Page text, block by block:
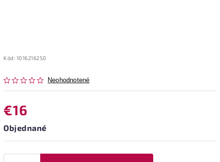
Kód: 1016216250
Neohodnotené
€16
Objednané